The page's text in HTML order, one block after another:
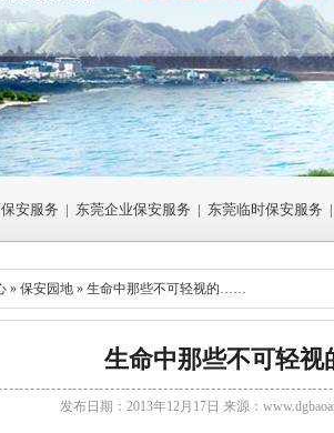
安服务 | 东莞企业保安服务 | 东莞临时保安服务 |
» 保安园地 » 生命中那些不可轻视的……
生命中那些不可轻
发布日期：2013年12月17日 来源：